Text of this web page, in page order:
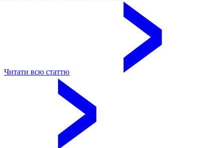
Читати всю статтю